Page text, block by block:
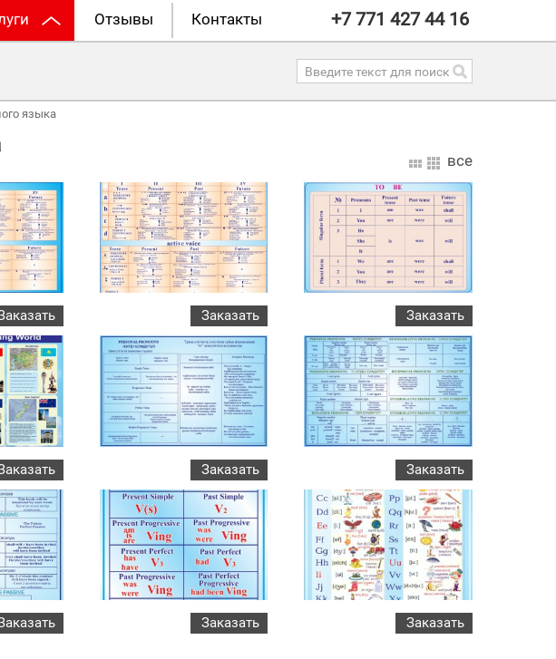
Отзывы Контакты +7 771 427 44 16
языка
все
Заказать Заказать
Заказать Заказать
Заказать Заказать